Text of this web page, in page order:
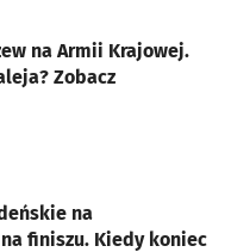
na Armii Krajowej.
Zobacz
na
finiszu. Kiedy koniec